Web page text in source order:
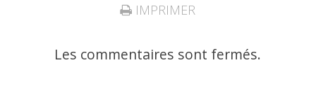
IMPRIMER
Les commentaires sont fermés.